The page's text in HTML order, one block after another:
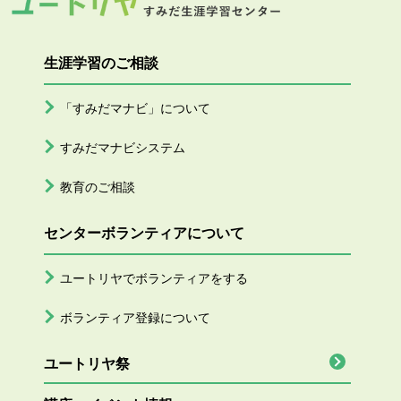
生涯学習のご相談
「すみだマナビ」について
すみだマナビシステム
教育のご相談
センターボランティアについて
ユートリヤでボランティアをする
ボランティア登録について
ユートリヤ祭